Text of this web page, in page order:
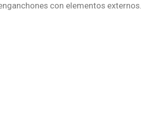
con elementos externos.